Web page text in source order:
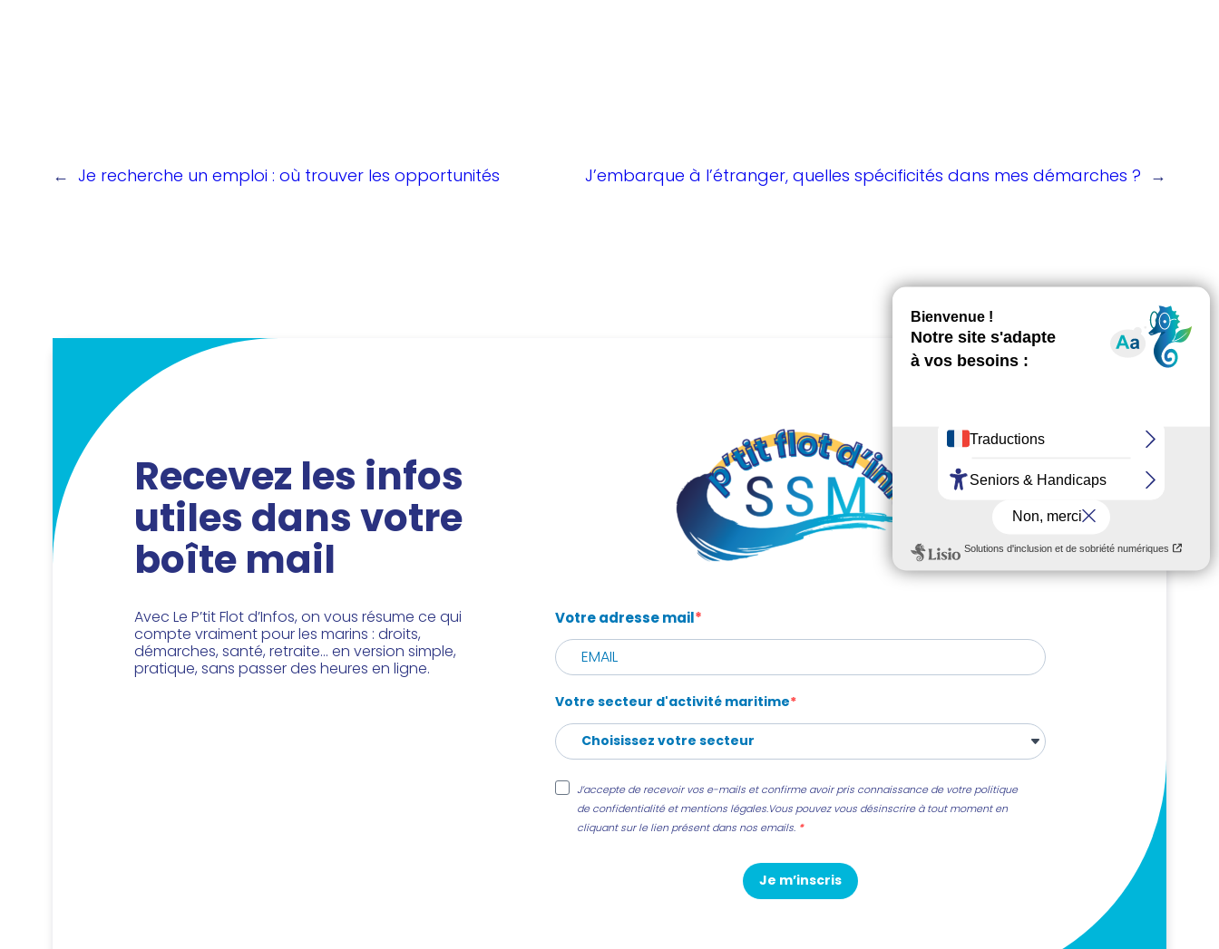
← Je recherche un emploi : où trouver les opportunités J’embarque à l’étranger, quelles spécificités dans mes démarches ? →
Recevez les infos
utiles dans votre
boîte mail
Avec Le P’tit Flot d’Infos, on vous résume ce qui
compte vraiment pour les marins : droits,
démarches, santé, retraite… en version simple,
pratique, sans passer des heures en ligne.
Votre adresse mail
Votre secteur d'activité maritime
J’accepte de recevoir vos e-mails et confirme avoir pris connaissance de votre politique
de confidentialité et mentions légales.Vous pouvez vous désinscrire à tout moment en
cliquant sur le lien présent dans nos emails.
Je m’inscris